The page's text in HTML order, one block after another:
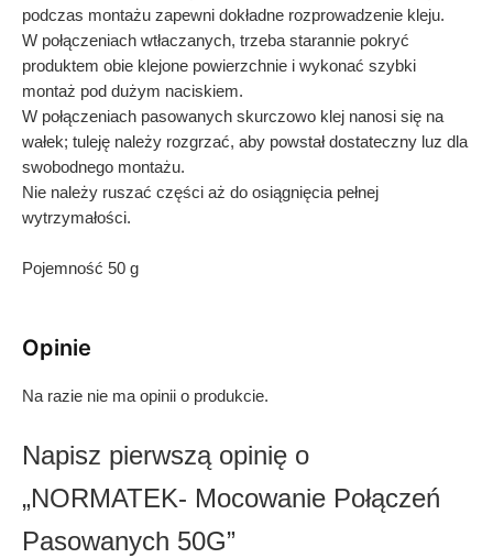
podczas montażu zapewni dokładne rozprowadzenie kleju.
W połączeniach wtłaczanych, trzeba starannie pokryć
produktem obie klejone powierzchnie i wykonać szybki
montaż pod dużym naciskiem.
W połączeniach pasowanych skurczowo klej nanosi się na
wałek; tuleję należy rozgrzać, aby powstał dostateczny luz dla
swobodnego montażu.
Nie należy ruszać części aż do osiągnięcia pełnej
wytrzymałości.
Pojemność 50 g
Opinie
Na razie nie ma opinii o produkcie.
Napisz pierwszą opinię o
„NORMATEK- Mocowanie Połączeń
Pasowanych 50G”